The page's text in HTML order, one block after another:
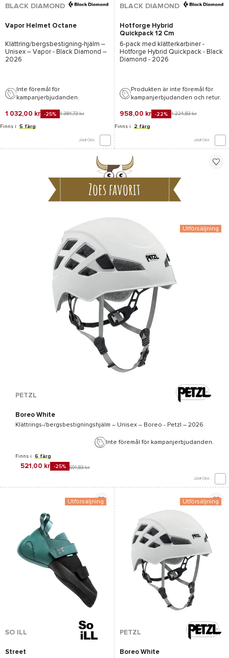
BLACK DIAMOND
Vapor Helmet Octane
Klättring/bergsbestigning-hjälm –
Unisex – Vapor - Black Diamond –
2026
Inte föremål för
kampanjerbjudanden.
1 032,00 kr -25% 1 384,73 kr
Finns i 5 färg
JÄMFÖRA
BLACK DIAMOND
Hotforge Hybrid
Quickpack 12 Cm
Clean Green
6-pack med klätterkarbiner -
Hotforge Hybrid Quickpack - Black
Diamond - 2026
Produkten är inte föremål för
kampanjerbjudanden och retur.
958,00 kr -22% 1 224,83 kr
Finns i 2 färg
JÄMFÖRA
Zoes favorit
Utförsäljning
PETZL
Boreo White
Klättrings-/bergsbestigningshjälm – Unisex – Boreo - Petzl – 2026
Inte föremål för kampanjerbjudanden.
521,00 kr -25% 691,83 kr
Finns i 6 färg
JÄMFÖRA
Utförsäljning
SO ILL
Street
Utförsäljning
PETZL
Boreo White